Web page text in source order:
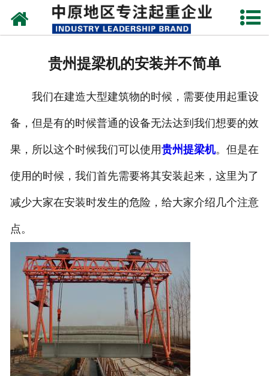
网站首页
企业视频
成功案例
贵州提梁机的安装并不简单
我们在建造大型建筑物的时候，需要使用起重设
备，但是有的时候普通的设备无法达到我们想要的效
果，所以这个时候我们可以使用贵州提梁机。但是在
使用的时候，我们首先需要将其安装起来，这里为了
减少大家在安装时发生的危险，给大家介绍几个注意
点。